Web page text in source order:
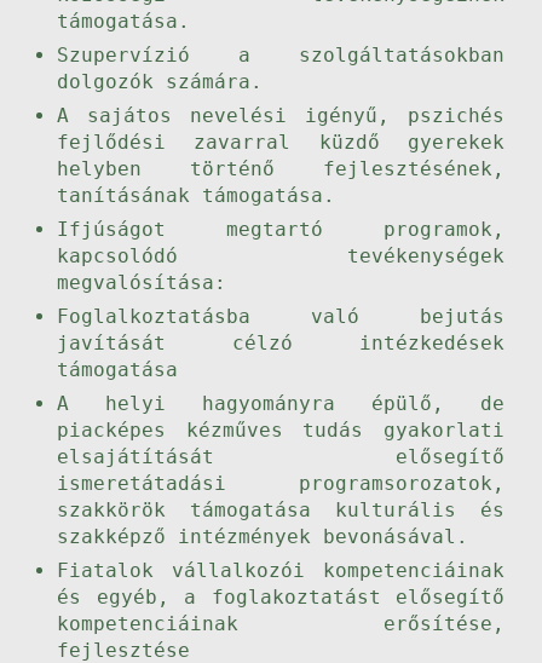
támogatása.
Szupervízió a szolgáltatásokban
dolgozók számára.
A sajátos nevelési igényű, pszichés
fejlődési zavarral küzdő gyerekek
helyben történő fejlesztésének,
tanításának támogatása.
Ifjúságot megtartó programok,
kapcsolódó tevékenységek
megvalósítása:
Foglalkoztatásba való bejutás
javítását célzó intézkedések
támogatása
A helyi hagyományra épülő, de
piacképes kézműves tudás gyakorlati
elsajátítását elősegítő
ismeretátadási programsorozatok,
szakkörök támogatása kulturális és
szakképző intézmények bevonásával.
Fiatalok vállalkozói kompetenciáinak
és egyéb, a foglakoztatást elősegítő
kompetenciáinak erősítése,
fejlesztése